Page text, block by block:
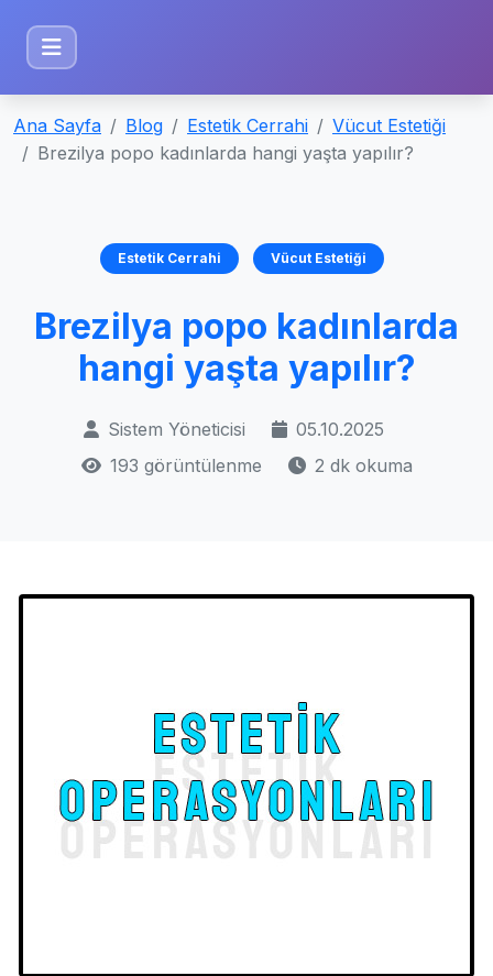
Ana Sayfa Blog Estetik Cerrahi
Vücut Estetiği
Brezilya popo kadınlarda hangi yaşta yapılır?
Estetik Cerrahi Vücut Estetiği
Brezilya popo kadınlarda
hangi yaşta yapılır?
Sistem Yöneticisi
05.10.2025
193 görüntülenme
2 dk okuma